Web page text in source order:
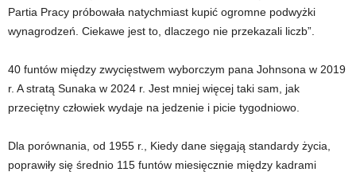
Partia Pracy próbowała natychmiast kupić ogromne podwyżki
wynagrodzeń. Ciekawe jest to, dlaczego nie przekazali liczb”.
40 funtów między zwycięstwem wyborczym pana Johnsona w 2019
r. A stratą Sunaka w 2024 r. Jest mniej więcej taki sam, jak
przeciętny człowiek wydaje na jedzenie i picie tygodniowo.
Dla porównania, od 1955 r., Kiedy dane sięgają standardy życia,
poprawiły się średnio 115 funtów miesięcznie między kadrami